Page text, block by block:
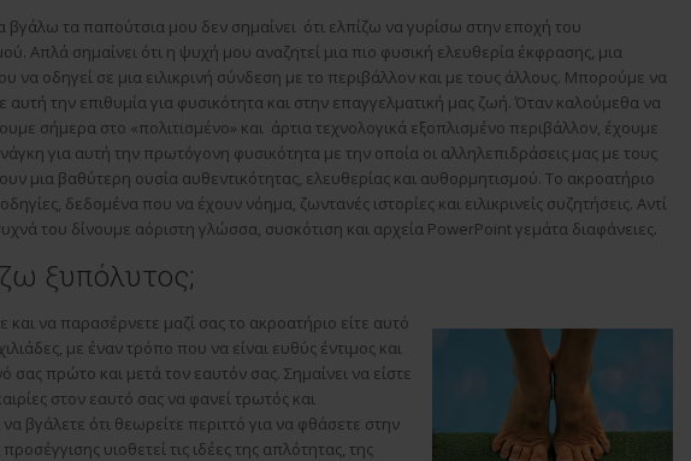
βγάλω τα παπούτσια μου δεν σημαίνει ότι ελπίζω να γυρίσω στην εποχή του
Απλά σημαίνει ότι η ψυχή μου αναζητεί μια πιο φυσική ελευθερία έκφρασης, μια
να οδηγεί σε μια ειλικρινή σύνδεση με το περιβάλλον και με τους άλλους. Μπορούμε να
την επιθυμία για φυσικότητα και στην επαγγελματική μας ζωή. Όταν καλούμεθα να
σήμερα στο «πολιτισμένο» και άρτια τεχνολογικά εξοπλισμένο περιβάλλον, έχουμε
για αυτή την πρωτόγονη φυσικότητα με την οποία οι αλληλεπιδράσεις μας με τους
μια βαθύτερη ουσία αυθεντικότητας, ελευθερίας και αυθορμητισμού. Το ακροατήριο
δεδομένα που να έχουν νόημα, ζωντανές ιστορίες και ειλικρινείς συζητήσεις. Αντί
του δίνουμε αόριστη γλώσσα, συσκότιση και αρχεία PowerPoint γεμάτα διαφάνειες.
ξυπόλυτος;
να παρασέρνετε μαζί σας το ακροατήριο είτε αυτό
με έναν τρόπο που να είναι ευθύς έντιμος και
σας πρώτο και μετά τον εαυτόν σας. Σημαίνει να είστε
στον εαυτό σας να φανεί τρωτός και
βγάλετε ότι θεωρείτε περιττό για να φθάσετε στην
υιοθετεί τις ιδέες της απλότητας, της